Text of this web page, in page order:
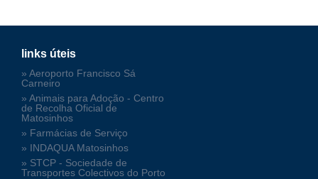
links úteis
» Aeroporto Francisco Sá
Carneiro
» Animais para Adoção - Centro
de Recolha Oficial de
Matosinhos
» Farmácias de Serviço
» INDAQUA Matosinhos
» STCP - Sociedade de
Transportes Colectivos do Porto